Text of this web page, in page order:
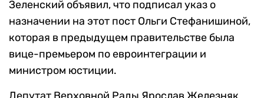
Зеленский объявил, что подписал указ о
назначении на этот пост Ольги Стефанишиной,
которая в предыдущем правительстве была
вице-премьером по евроинтеграции и
министром юстиции.